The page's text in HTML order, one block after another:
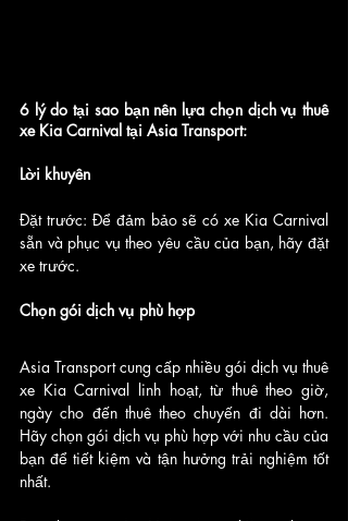
6 lý do tại sao bạn nên lựa chọn dịch vụ thuê
xe Kia Carnival tại Asia Transport:
Lời khuyên
Đặt trước: Để đảm bảo sẽ có xe Kia Carnival
sẵn và phục vụ theo yêu cầu của bạn, hãy đặt
xe trước.
Chọn gói dịch vụ phù hợp
Asia Transport cung cấp nhiều gói dịch vụ thuê
xe Kia Carnival linh hoạt, từ thuê theo giờ,
ngày cho đến thuê theo chuyến đi dài hơn.
Hãy chọn gói dịch vụ phù hợp với nhu cầu của
bạn để tiết kiệm và tận hưởng trải nghiệm tốt
nhất.